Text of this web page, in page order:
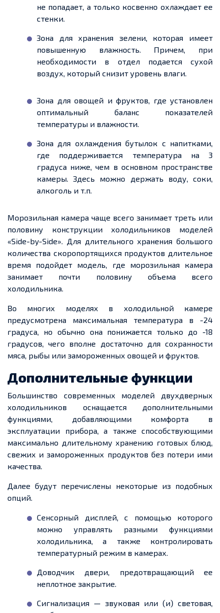
не попадает, а только косвенно охлаждает ее
стенки.
Зона для хранения зелени, которая имеет
повышенную влажность. Причем, при
необходимости в отдел подается сухой
воздух, который снизит уровень влаги.
Зона для овощей и фруктов, где установлен
оптимальный баланс показателей
температуры и влажности.
Зона для охлаждения бутылок с напитками,
где поддерживается температура на 3
градуса ниже, чем в основном пространстве
камеры. Здесь можно держать воду, соки,
алкоголь и т.п.
Морозильная камера чаще всего занимает треть или
половину конструкции холодильников моделей
«Side-by-Side». Для длительного хранения большого
количества скоропортящихся продуктов длительное
время подойдет модель, где морозильная камера
занимает почти половину объема всего
холодильника.
Во многих моделях в холодильной камере
предусмотрена максимальная температура в -24
градуса, но обычно она понижается только до -18
градусов, чего вполне достаточно для сохранности
мяса, рыбы или замороженных овощей и фруктов.
Дополнительные функции
Большинство современных моделей двухдверных
холодильников оснащается дополнительными
функциями, добавляющими комфорта в
эксплуатации прибора, а также способствующими
максимально длительному хранению готовых блюд,
свежих и замороженных продуктов без потери ими
качества.
Далее будут перечислены некоторые из подобных
опций.
Сенсорный дисплей, с помощью которого
можно управлять разными функциями
холодильника, а также контролировать
температурный режим в камерах.
Доводчик двери, предотвращающий ее
неплотное закрытие.
Сигнализация — звуковая или (и) световая,